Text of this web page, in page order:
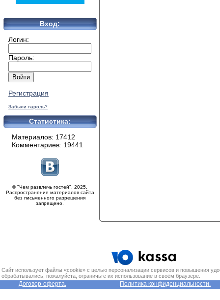
Вход:
Логин:
Пароль:
Регистрация
Забыли пароль?
Статистика:
Материалов: 17412
Комментариев: 19441
© "Чем развлечь гостей", 2025.
Распространение материалов сайта
без письменного разрешения
запрещено.
Сайт использует файлы «cookie» с целью персонализации сервисов и повышения
обрабатывались, пожалуйста, ограничьте их использование в своём браузере.
Договор-оферта. Политика конфиденциальности.